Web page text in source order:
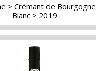
Crémant de Bourgogne
Blanc
2019